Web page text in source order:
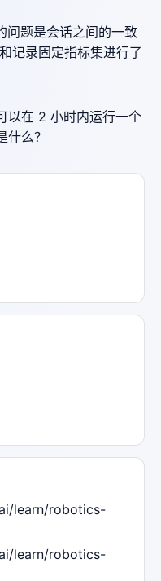
问题是会话之间的一致
记录固定指标集进行了
以在 2 小时内运行一个
么？
learn/robotics-
learn/robotics-